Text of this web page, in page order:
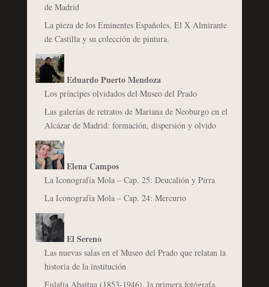
de Madrid
La pieza de los Eminentes Españoles. El X Almirante
de Castilla y su colección de pintura.
Eduardo Puerto Mendoza
Los príncipes olvidados del Museo del Prado
Las galerías de retratos de Mariana de Neoburgo en el
Alcázar de Madrid: formación, dispersión y olvido
Elena Campos
La Iconografía Mola – Cap. 25: Deucalión y Pirra
La Iconografía Mola – Cap. 24: Mercurio
El Sereno
Las nuevas salas en el Museo del Prado que relatan la
historia de la institución
Eulalia Abaitua (1853-1946), la primera fotógrafa